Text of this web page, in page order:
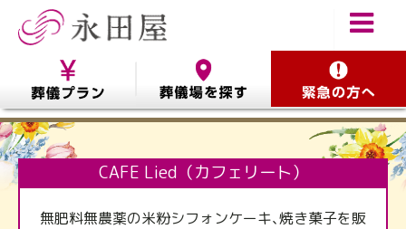
CAFE Lied（カフェリート）
無肥料無農薬の米粉シフォンケーキ､焼き菓子を販